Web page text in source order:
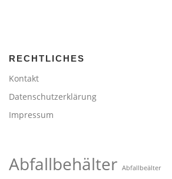
RECHTLICHES
Kontakt
Datenschutzerklärung
Impressum
Abfallbehälter Abfallbeälter